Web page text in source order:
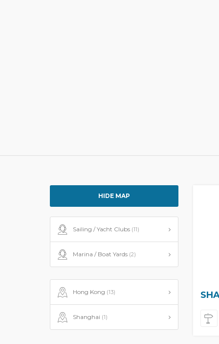
HIDE MAP
Sailing / Yacht Clubs (11)
Marina / Boat Yards (2)
Hong Kong (13)
Shanghai (1)